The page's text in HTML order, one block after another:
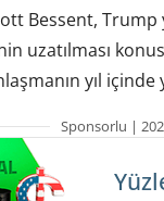
Bessent,
uzatılması
yıl
Sponsorlu |